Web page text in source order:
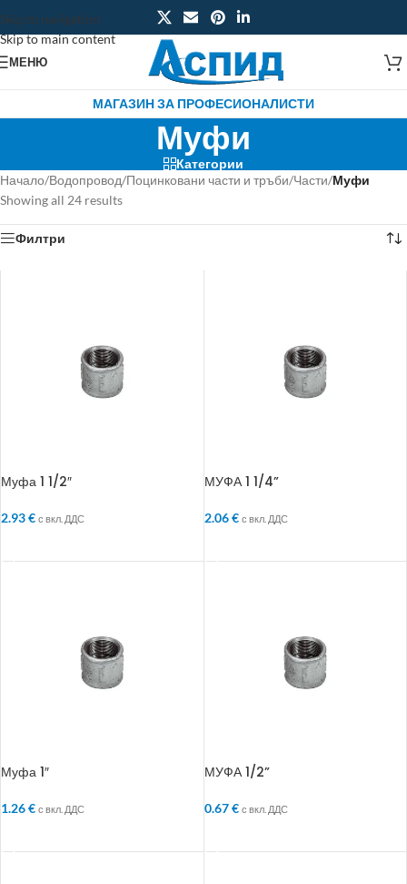
Skip to navigation
Skip to main content
МЕНЮ
МАГАЗИН ЗА ПРОФЕСИОНАЛИСТИ
Муфи
Категории
Начало/Водопровод/Поцинковани части и тръби/Части/Муфи
Showing all 24 results
Филтри
Муфа 1 1/2″
2.93€ с вкл. ДДС
МУФА 1 1/4”
2.06€ с вкл. ДДС
Муфа 1″
1.26€ с вкл. ДДС
МУФА 1/2”
0.67€ с вкл. ДДС